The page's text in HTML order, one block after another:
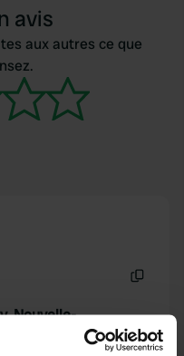
avis
aux autres ce que
Nouvelle-